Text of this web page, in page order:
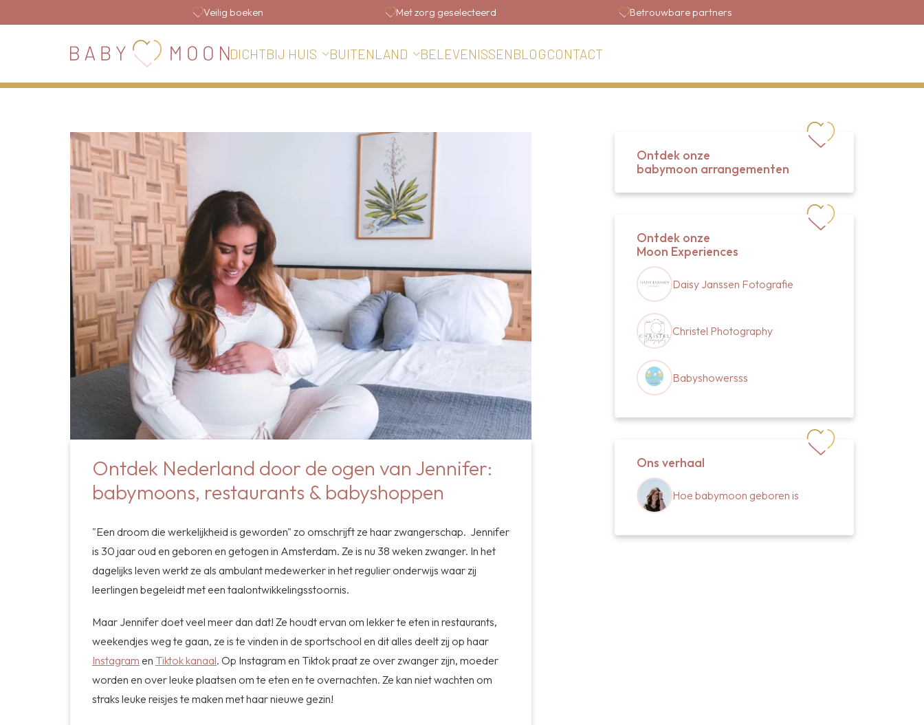
Veilig boeken Met zorg geselecteerd Betrouwbare partners
DICHTBIJ HUIS BUITENLAND BELEVENISSENBLOGCONTACT
Ontdek onze
babymoon arrangementen
Ontdek onze
Moon Experiences
Daisy Janssen Fotografie
Christel Photography
Babyshowersss
Ons verhaal
Hoe babymoon geboren is
Ontdek Nederland door de ogen van Jennifer:
babymoons, restaurants & babyshoppen
"Een droom die werkelijkheid is geworden" zo omschrijft ze haar zwangerschap. Jennifer
is 30 jaar oud en geboren en getogen in Amsterdam. Ze is nu 38 weken zwanger. In het
dagelijks leven werkt ze als ambulant medewerker in het regulier onderwijs waar zij
leerlingen begeleidt met een taalontwikkelingsstoornis.
Maar Jennifer doet veel meer dan dat! Ze houdt ervan om lekker te eten in restaurants,
weekendjes weg te gaan, ze is te vinden in de sportschool en dit alles deelt zij op haar
Instagram en Tiktok kanaal. Op Instagram en Tiktok praat ze over zwanger zijn, moeder
worden en over leuke plaatsen om te eten en te overnachten. Ze kan niet wachten om
straks leuke reisjes te maken met haar nieuwe gezin!